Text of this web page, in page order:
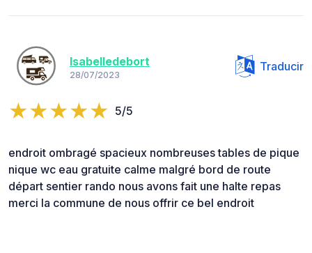
Isabelledebort
28/07/2023
Traducir
5/5
endroit ombragé spacieux nombreuses tables de pique
nique wc eau gratuite calme malgré bord de route
départ sentier rando nous avons fait une halte repas
merci la commune de nous offrir ce bel endroit